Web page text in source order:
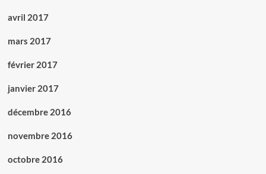
avril 2017
mars 2017
février 2017
janvier 2017
décembre 2016
novembre 2016
octobre 2016